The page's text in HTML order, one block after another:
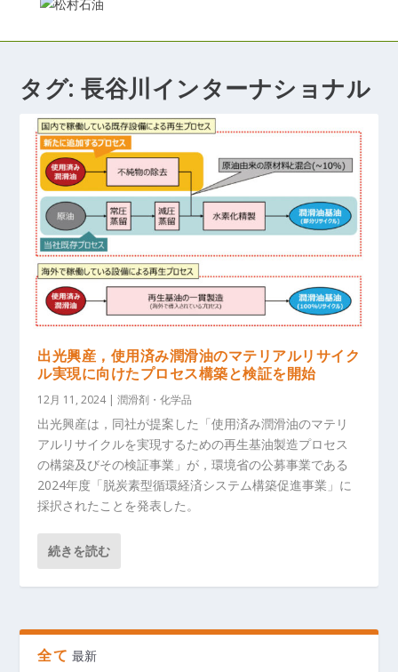
タグ:長谷川インターナショナル
出光興産，使用済み潤滑油のマテリアルリサイク
ル実現に向けたプロセス構築と検証を開始
12月 11, 2024|潤滑剤・化学品
出光興産は，同社が提案した「使用済み潤滑油のマテリ
アルリサイクルを実現するための再生基油製造プロセス
の構築及びその検証事業」が，環境省の公募事業である
2024年度「脱炭素型循環経済システム構築促進事業」に
採択されたことを発表した。
続きを読む
全て 最新